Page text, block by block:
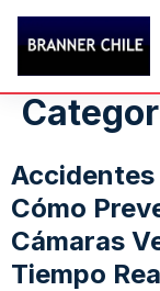
Accidentes
Cómo
Cámaras
Tiempo